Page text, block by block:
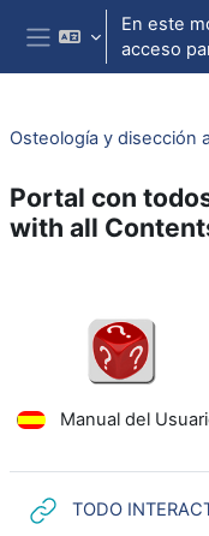
Salta al contenido principal
Panel lateral
En este
acceso
Portal con
with all
Manual
TODO